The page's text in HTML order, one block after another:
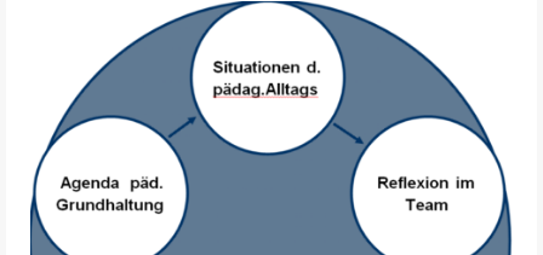
QM- Prozess Handlungssicherheit